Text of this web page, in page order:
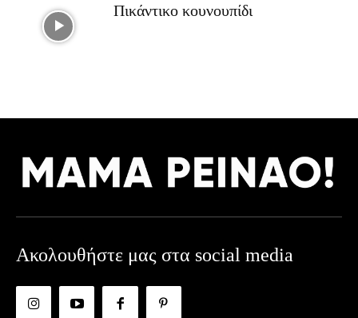
Πικάντικο κουνουπίδι
Ακολουθήστε μας στα social media